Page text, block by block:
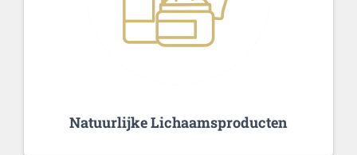
Natuurlijke Lichaamsproducten